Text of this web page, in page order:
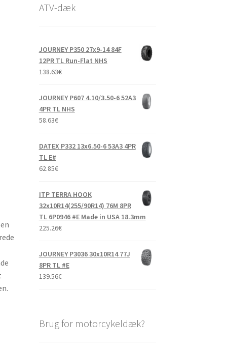
ATV-dæk
JOURNEY P350 27x9-14 84F
12PR TL Run-Flat NHS
138.63€
JOURNEY P607 4.10/3.50-6 52A3
4PR TL NHS
58.63€
DATEX P332 13x6.50-6 53A3 4PR
TL E#
62.85€
ITP TERRA HOOK
32x10R14(255/90R14) 76M 8PR
TL 6P0946 #E Made in USA 18.3mm
225.26€
JOURNEY P3036 30x10R14 77J
8PR TL #E
139.56€
Brug for motorcykeldæk?